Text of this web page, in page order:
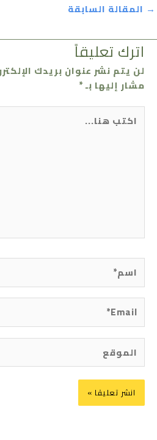
→ المقالة السابقة
اترك تعليقاً
لن يتم نشر عنوان بريدك
مشار إليها بـ*
هنا...
الموقع